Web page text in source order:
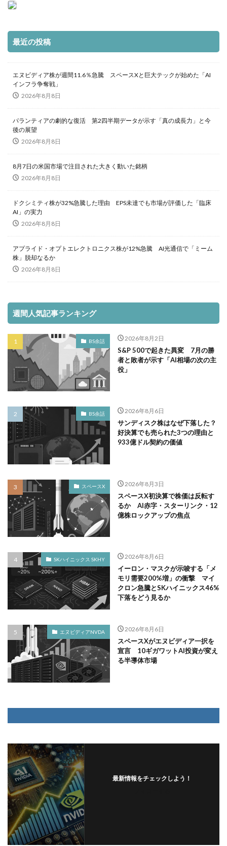
最近の投稿
エヌビディア株が週間11.6％急騰 スペースXと巨大テックが始めた「AI
インフラ争奪戦」
2026年8月8日
パランティアの劇的な復活 第2四半期データが示す「真の成長力」と今
後の展望
2026年8月8日
8月7日の米国市場で注目された大きく動いた銘柄
2026年8月8日
ドクシミティ株が32%急騰した理由 EPS未達でも市場が評価した「臨床
AI」の実力
2026年8月8日
アプライド・オプトエレクトロニクス株が12%急騰 AI光通信で「ミーム
株」脱却なるか
2026年8月8日
週間人気記事ランキング
BS余話 2026年8月2日
S&P 500で起きた異変 7月の勝
者と敗者が示す「AI相場の次の主
役」
BS余話 2026年8月6日
サンディスク株はなぜ下落した？
好決算でも売られた3つの理由と
933億ドル契約の価値
スペースX 2026年8月3日
スペースX初決算で株価は反転す
るか AI赤字・スターリンク・12
億株ロックアップの焦点
SKハイニックス SKHY 2026年8月6日
イーロン・マスクが示唆する「メ
モリ需要200%増」の衝撃 マイ
クロン急騰とSKハイニックス46%
下落をどう見るか
エヌビディアNVDA 2026年8月6日
スペースXがエヌビディア一択を
宣言 10ギガワットAI投資が変え
る半導体市場
最新情報をチェックしよう！